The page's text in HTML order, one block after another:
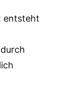
entsteht